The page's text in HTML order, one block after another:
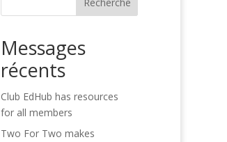
Messages
récents
Club EdHub has resources
for all members
Two For Two makes